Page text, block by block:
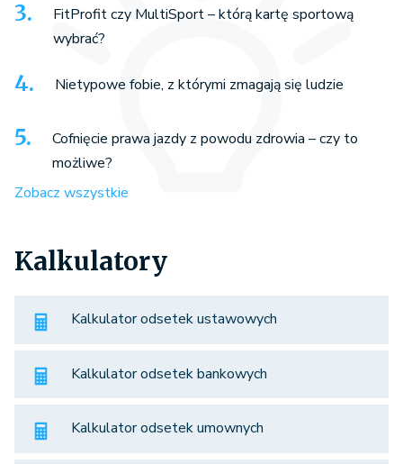
FitProfit czy MultiSport – którą kartę sportową
wybrać?
Nietypowe fobie, z którymi zmagają się ludzie
Cofnięcie prawa jazdy z powodu zdrowia – czy to
możliwe?
Zobacz wszystkie
Kalkulatory
Kalkulator odsetek ustawowych
Kalkulator odsetek bankowych
Kalkulator odsetek umownych